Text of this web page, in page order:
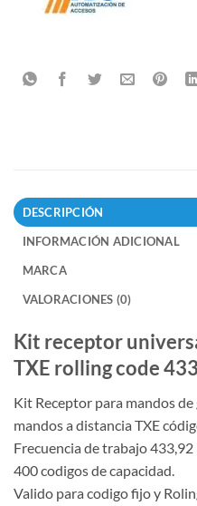
DESCRIPCIÓN
INFORMACIÓN ADICIONAL
MARCA
VALORACIONES (0)
Kit receptor
TXE rolling code
Kit Receptor para mandos
mandos a distancia TXE
Frecuencia de trabajo
400 codigos de capacidad.
Valido para codigo fijo y